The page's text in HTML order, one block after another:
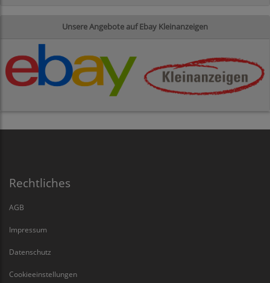
Unsere Angebote auf Ebay Kleinanzeigen
Rechtliches
AGB
Impressum
Datenschutz
Cookieeinstellungen